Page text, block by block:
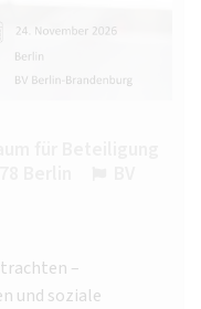
–
und soziale